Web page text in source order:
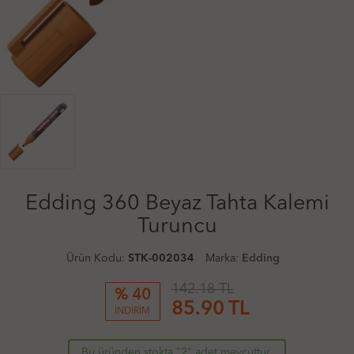
Edding 360 Beyaz Tahta Kalemi
Turuncu
Ürün Kodu: STK-002034 Marka: Edding
% 40
İNDİRİM
142.18 TL
85.90 TL